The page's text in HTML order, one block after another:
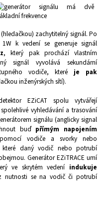
zachytitelný signál. Po
k vedení se generuje signál
, který pak prochází vlastním
signálvyvolává sekundární
vodiče, které je pak
inženýrských sítí).
EZiCAT spolu vytvářejí
vyhledávání a trasování
signálu (anglicky signal
buď přímým napojením
vodiče a svorky nebo
které daný vodič nebo potrubí
Generátor EZiTRACE umí
ve skrytém vedení indukuje
se na vodič či potrubí